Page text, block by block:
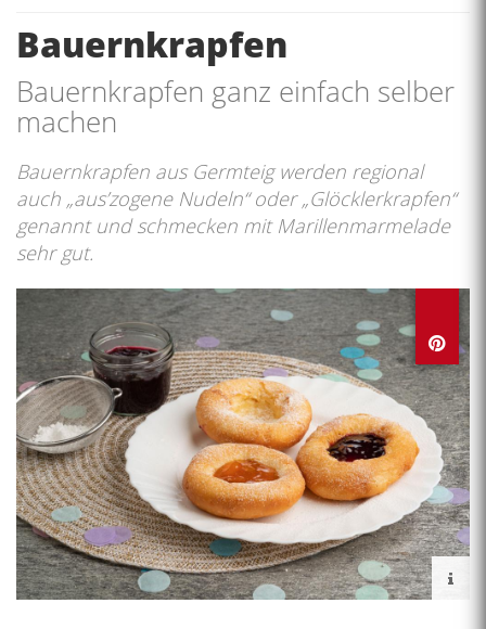
Bauernkrapfen
Bauernkrapfen ganz einfach selber
machen
Bauernkrapfen aus Germteig werden regional
auch „aus’zogene Nudeln“ oder „Glöcklerkrapfen“
genannt und schmecken mit Marillenmarmelade
sehr gut.